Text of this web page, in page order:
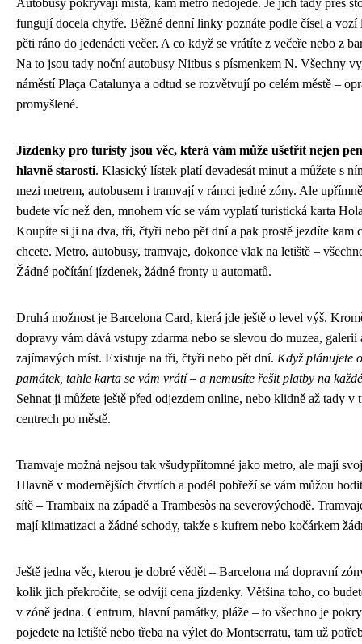
Autobusy pokrývají místa, kam metro nedojede. Je jich tady přes
fungují docela chytře. Běžné denní linky poznáte podle čísel a vozí
pěti ráno do jedenácti večer. A co když se vrátíte z večeře nebo z
Na to jsou tady noční autobusy Nitbus s písmenkem N. Všechny
náměstí Plaça Catalunya a odtud se rozvětvují po celém městě –
promyšlené.
Jízdenky pro turisty jsou věc, která vám může ušetřit nejen
hlavně starosti. Klasický lístek platí devadesát minut a můžete s
mezi metrem, autobusem i tramvají v rámci jedné zóny. Ale
budete víc než den, mnohem víc se vám vyplatí turistická karta
Koupíte si ji na dva, tři, čtyři nebo pět dní a pak prostě jezdíte kam
chcete. Metro, autobusy, tramvaje, dokonce vlak na letiště –
Žádné počítání jízdenek, žádné fronty u automatů.
Druhá možnost je Barcelona Card, která jde ještě o level výš.
dopravy vám dává vstupy zdarma nebo se slevou do muzea, galerií
zajímavých míst. Existuje na tři, čtyři nebo pět dní. Když plánujete
památek, tahle karta se vám vrátí – a nemusíte řešit platby na
Sehnat ji můžete ještě před odjezdem online, nebo klidně až tady v
centrech po městě.
Tramvaje možná nejsou tak všudypřítomné jako metro, ale mají
Hlavně v modernějších čtvrtích a podél pobřeží se vám můžou
sítě – Trambaix na západě a Trambesòs na severovýchodě.
mají klimatizaci a žádné schody, takže s kufrem nebo kočárkem
Ještě jedna věc, kterou je dobré vědět – Barcelona má dopravní
kolik jich překročíte, se odvíjí cena jízdenky. Většina toho, co
v zóně jedna. Centrum, hlavní památky, pláže – to všechno je
pojedete na letiště nebo třeba na výlet do Montserratu, tam už